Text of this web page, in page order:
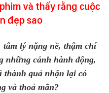
và thấy rằng cuộc
đẹp sao
lý nặng nề, thậm chí
những cảnh hành động,
thành quả nhận lại có
và thoả mãn?